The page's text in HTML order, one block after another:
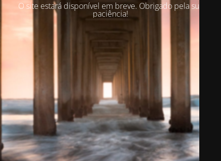
O site estará disponível em breve. Obrigado pela sua
paciência!